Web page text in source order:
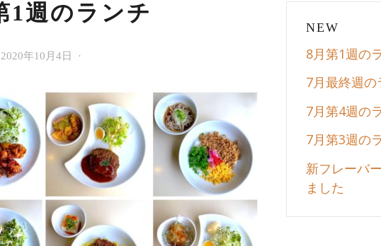
1週のランチ
今
ラ
ン
チ
2020年10月4日
de
l'est
NEW
8月第1週の
7月最終週の
7月第4週の
7月第3週の
新フレーバ
ました